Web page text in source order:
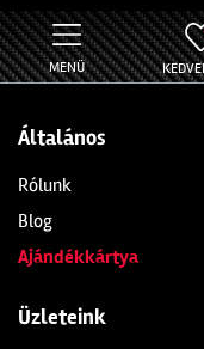
MENÜ
Általános
Rólunk
Blog
Ajándékkártya
Üzleteink